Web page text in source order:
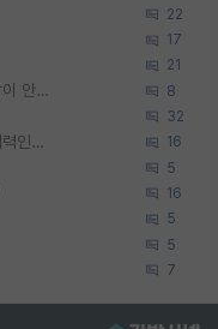
22
17
21
석박사 과정 합격하고, 컨택했던교수님이 연락이 안됩니다... 8
32
박사진학하기에 2억은 괜찮은 (?) 정도의 경제력인가요 16
5
16
5
5
7